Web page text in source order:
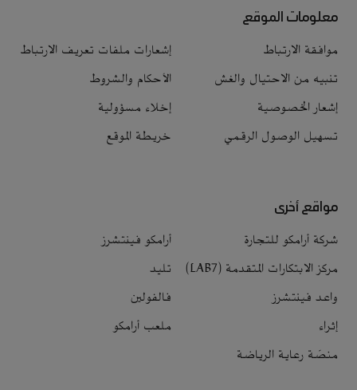
معلومات الموقع
موافقة الارتباط
إشعارات ملفات تعريف الارتباط
تنبيه من الاحتيال والغش
الأحكام والشروط
إشعار الخصوصية
إخلاء مسؤولية
تسهيل الوصول الرقمي
خريطة الموقع
مواقع أخرى
شركة أرامكو للتجارة
أرامكو فينتشرز
مركز الابتكارات المتقدمة (LAB7)
تليد
واعد فينتشرز
فالفولين
إثراء
ملعب أرامكو
منصّة رعاية الرياضة